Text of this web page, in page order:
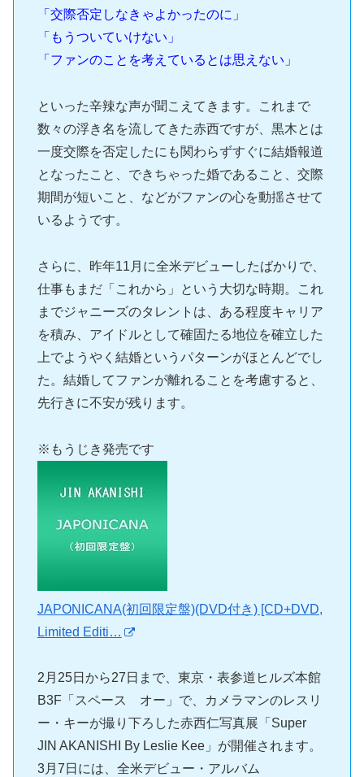
「交際否定しなきゃよかったのに」
「もうついていけない」
「ファンのことを考えているとは思えない」
といった辛辣な声が聞こえてきます。これまで
数々の浮き名を流してきた赤西ですが、黒木とは
一度交際を否定したにも関わらずすぐに結婚報道
となったこと、できちゃった婚であること、交際
期間が短いこと、などがファンの心を動揺させて
いるようです。
さらに、昨年11月に全米デビューしたばかりで、
仕事もまだ「これから」という大切な時期。これ
までジャニーズのタレントは、ある程度キャリア
を積み、アイドルとして確固たる地位を確立した
上でようやく結婚というパターンがほとんどでし
た。結婚してファンが離れることを考慮すると、
先行きに不安が残ります。
※もうじき発売です
JAPONICANA(初回限定盤)(DVD付き) [CD+DVD,
Limited Editi…
2月25日から27日まで、東京・表参道ヒルズ本館
B3F「スペース オー」で、カメラマンのレスリ
ー・キーが撮り下ろした赤西仁写真展「Super
JIN AKANISHI By Leslie Kee」が開催されます。
3月7日には、全米デビュー・アルバム